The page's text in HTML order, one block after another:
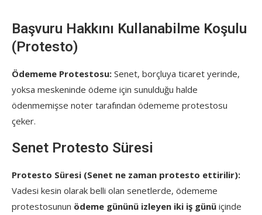
Başvuru Hakkını Kullanabilme Koşulu
(Protesto)
Ödememe Protestosu: Senet, borçluya ticaret yerinde,
yoksa meskeninde ödeme için sunulduğu halde
ödenmemişse noter tarafından ödememe protestosu
çeker.
Senet Protesto Süresi
Protesto Süresi (Senet ne zaman protesto ettirilir):
Vadesi kesin olarak belli olan senetlerde, ödememe
protestosunun ödeme gününü izleyen iki iş günü içinde